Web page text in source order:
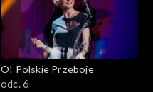
O! Polskie Przeboje
odc. 6